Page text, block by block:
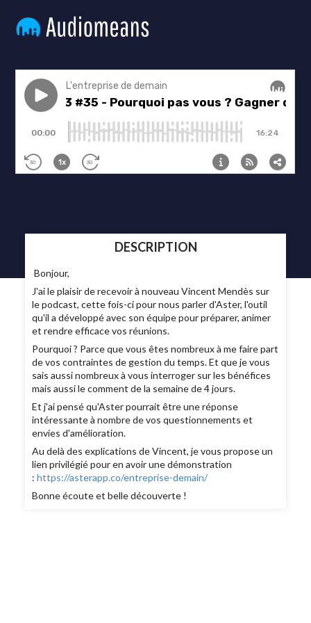
DESCRIPTION
Bonjour,
J'ai le plaisir de recevoir à nouveau Vincent Mendès sur
le podcast, cette fois-ci pour nous parler d'Aster, l'outil
qu'il a développé avec son équipe pour préparer, animer
et rendre efficace vos réunions.
Pourquoi ? Parce que vous êtes nombreux à me faire part
de vos contraintes de gestion du temps. Et que je vous
sais aussi nombreux à vous interroger sur les bénéfices
mais aussi le comment de la semaine de 4 jours.
Et j'ai pensé qu'Aster pourrait être une réponse
intéressante à nombre de vos questionnements et
envies d'amélioration.
Au delà des explications de Vincent, je vous propose un
lien privilégié pour en avoir une démonstration
:https://asterapp.co/entreprise-demain/
Bonne écoute et belle découverte !